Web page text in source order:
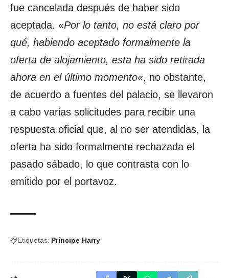
fue cancelada después de haber sido
aceptada. «Por lo tanto, no está claro por
qué, habiendo aceptado formalmente la
oferta de alojamiento, esta ha sido retirada
ahora en el último momento«, no obstante,
de acuerdo a fuentes del palacio, se llevaron
a cabo varias solicitudes para recibir una
respuesta oficial que, al no ser atendidas, la
oferta ha sido formalmente rechazada el
pasado sábado, lo que contrasta con lo
emitido por el portavoz.
Etiquetas: Príncipe Harry